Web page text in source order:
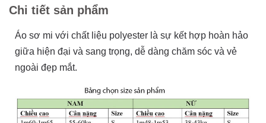
Chi tiết sản phẩm
Áo sơ mi với chất liệu polyester là sự kết hợp hoàn hảo
giữa hiện đại và sang trọng, dễ dàng chăm sóc và vẻ
ngoài đẹp mắt.